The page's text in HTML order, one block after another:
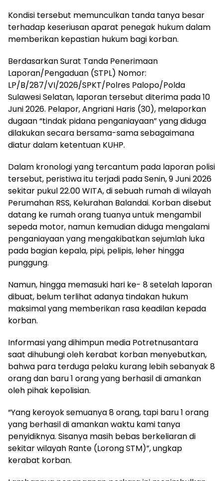
Kondisi tersebut memunculkan tanda tanya besar
terhadap keseriusan aparat penegak hukum dalam
memberikan kepastian hukum bagi korban.
Berdasarkan Surat Tanda Penerimaan
Laporan/Pengaduan (STPL) Nomor:
LP/B/287/VI/2026/SPKT/Polres Palopo/Polda
Sulawesi Selatan, laporan tersebut diterima pada 10
Juni 2026. Pelapor, Angriani Haris (30), melaporkan
dugaan “tindak pidana penganiayaan” yang diduga
dilakukan secara bersama-sama sebagaimana
diatur dalam ketentuan KUHP.
Dalam kronologi yang tercantum pada laporan polisi
tersebut, peristiwa itu terjadi pada Senin, 9 Juni 2026
sekitar pukul 22.00 WITA, di sebuah rumah di wilayah
Perumahan RSS, Kelurahan Balandai. Korban disebut
datang ke rumah orang tuanya untuk mengambil
sepeda motor, namun kemudian diduga mengalami
penganiayaan yang mengakibatkan sejumlah luka
pada bagian kepala, pipi, pelipis, leher hingga
punggung.
Namun, hingga memasuki hari ke- 8 setelah laporan
dibuat, belum terlihat adanya tindakan hukum
maksimal yang memberikan rasa keadilan kepada
korban.
Informasi yang dihimpun media Potretnusantara
saat dihubungi oleh kerabat korban menyebutkan,
bahwa para terduga pelaku kurang lebih sebanyak 8
orang dan baru 1 orang yang berhasil di amankan
oleh pihak kepolisian.
“Yang keroyok semuanya 8 orang, tapi baru 1 orang
yang berhasil di amankan waktu kami tanya
penyidiknya. Sisanya masih bebas berkeliaran di
sekitar wilayah Rante (Lorong STM)”, ungkap
kerabat korban.